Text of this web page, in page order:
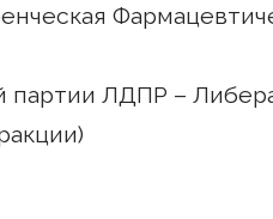
партии ЛДПР –